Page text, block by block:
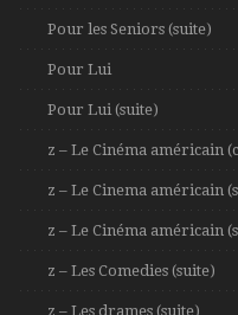
Pour les Seniors (suite)
Pour Lui
Pour Lui (suite)
z – Le Cinéma américain
z – Le Cinema américain
z – Le Cinéma américain
z – Les Comedies (suite)
z – Les drames (suite)